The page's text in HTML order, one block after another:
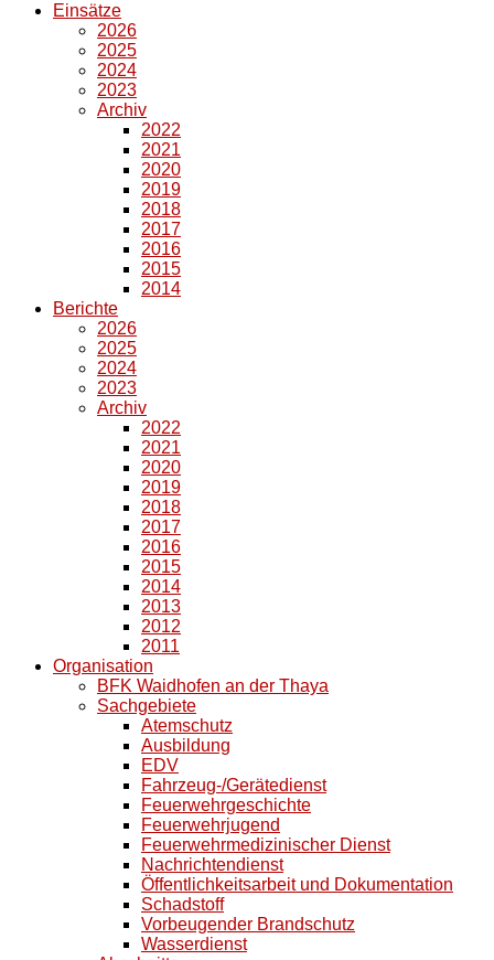
Einsätze
2026
2025
2024
2023
Archiv
2022
2021
2020
2019
2018
2017
2016
2015
2014
Berichte
2026
2025
2024
2023
Archiv
2022
2021
2020
2019
2018
2017
2016
2015
2014
2013
2012
2011
Organisation
BFK Waidhofen an der Thaya
Sachgebiete
Atemschutz
Ausbildung
EDV
Fahrzeug-/Gerätedienst
Feuerwehrgeschichte
Feuerwehrjugend
Feuerwehrmedizinischer Dienst
Nachrichtendienst
Öffentlichkeitsarbeit und Dokumentation
Schadstoff
Vorbeugender Brandschutz
Wasserdienst